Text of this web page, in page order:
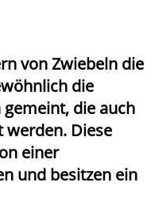
von Zwiebeln die
die
die auch
werden. Diese
einer
und besitzen ein